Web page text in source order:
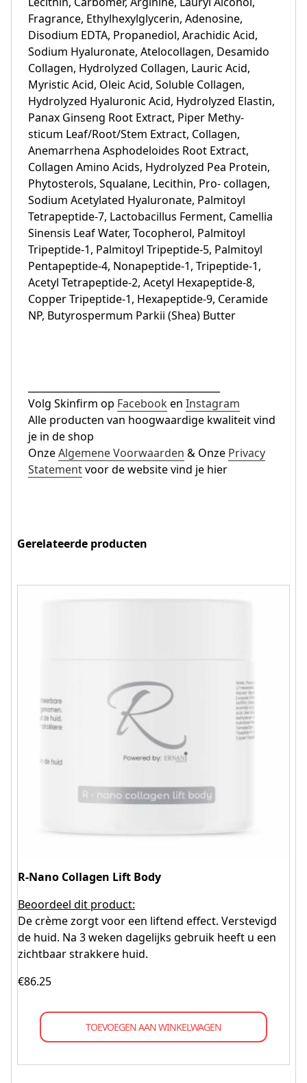
Fragrance, Ethylhexylglycerin, Adenosine,
Disodium EDTA, Propanediol, Arachidic Acid,
Sodium Hyaluronate, Atelocollagen, Desamido
Collagen, Hydrolyzed Collagen, Lauric Acid,
Myristic Acid, Oleic Acid, Soluble Collagen,
Hydrolyzed Hyaluronic Acid, Hydrolyzed Elastin,
Panax Ginseng Root Extract, Piper Methy-
sticum Leaf/Root/Stem Extract, Collagen,
Anemarrhena Asphodeloides Root Extract,
Collagen Amino Acids, Hydrolyzed Pea Protein,
Phytosterols, Squalane, Lecithin, Pro- collagen,
Sodium Acetylated Hyaluronate, Palmitoyl
Tetrapeptide-7, Lactobacillus Ferment, Camellia
Sinensis Leaf Water, Tocopherol, Palmitoyl
Tripeptide-1, Palmitoyl Tripeptide-5, Palmitoyl
Pentapeptide-4, Nonapeptide-1, Tripeptide-1,
Acetyl Tetrapeptide-2, Acetyl Hexapeptide-8,
Copper Tripeptide-1, Hexapeptide-9, Ceramide
NP, Butyrospermum Parkii (Shea) Butter
Volg Skinfirm op Facebooken Instagram
Alle producten van hoogwaardige kwaliteit vind
je in de shop
OnzeAlgemene Voorwaarden & Onze Privacy
Statementvoor de website vind je hier
Gerelateerde producten
R-Nano Collagen Lift Body
Beoordeel dit product:
De crème zorgt voor een liftend effect. Verstevigd
de huid. Na 3 weken dagelijks gebruik heeft u een
zichtbaar strakkere huid.
€86.25
TOEVOEGEN AAN WINKELWAGEN